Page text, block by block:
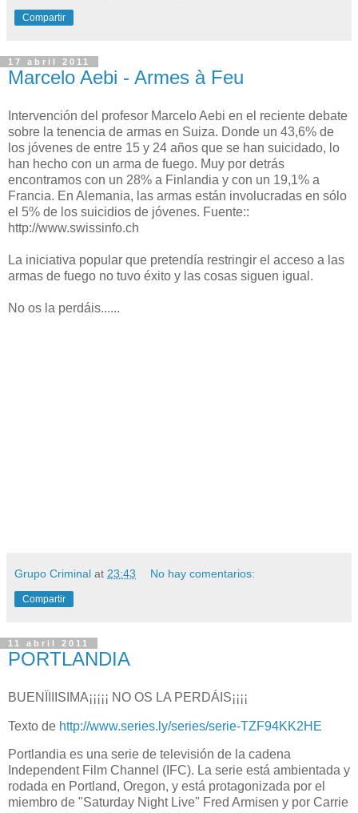
Compartir
17 abril 2011
Marcelo Aebi - Armes à Feu
Intervención del profesor Marcelo Aebi en el reciente debate
sobre la tenencia de armas en Suiza. Donde un 43,6% de
los jóvenes de entre 15 y 24 años que se han suicidado, lo
han hecho con un arma de fuego. Muy por detrás
encontramos con un 28% a Finlandia y con un 19,1% a
Francia. En Alemania, las armas están involucradas en sólo
el 5% de los suicidios de jóvenes. Fuente::
http://www.swissinfo.ch
La iniciativa popular que pretendía restringir el acceso a las
armas de fuego no tuvo éxito y las cosas siguen igual.
No os la perdáis......
Grupo Criminal at 23:43 No hay comentarios:
Compartir
11 abril 2011
PORTLANDIA
BUENÏIIISIMA¡¡¡¡¡ NO OS LA PERDÁIS¡¡¡¡
Texto de http://www.series.ly/series/serie-TZF94KK2HE
Portlandia es una serie de televisión de la cadena
Independent Film Channel (IFC). La serie está ambientada y
rodada en Portland, Oregon, y está protagonizada por el
miembro de "Saturday Night Live" Fred Armisen y por Carrie